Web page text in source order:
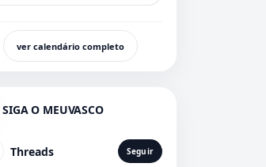
ver calendário completo
SIGA O MEUVASCO
Threads Seguir